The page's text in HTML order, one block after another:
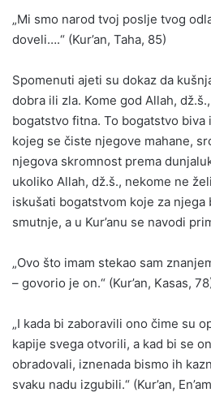
„Mi smo narod tvoj poslje tvog
doveli….“ (Kur’an, Taha, 85)
Spomenuti ajeti su dokaz da
dobra ili zla. Kome god Allah,
bogatstvo fitna. To bogatstvo biva
kojeg se čiste njegove mahane,
njegova skromnost prema
ukoliko Allah, dž.š., nekome ne
iskušati bogatstvom koje za njega
smutnje, a u Kur’anu se navodi
„Ovo što imam stekao sam
– govorio je on.“ (Kur’an, Kasas,
„I kada bi zaboravili ono čime su
kapije svega otvorili, a kad bi se
obradovali, iznenada bismo ih
svaku nadu izgubili.“ (Kur’an,